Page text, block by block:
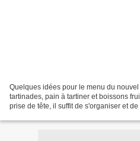
Quelques idées pour le menu du
tartinades, pain à tartiner et boissons
prise de tête, il suffit de s'organiser et